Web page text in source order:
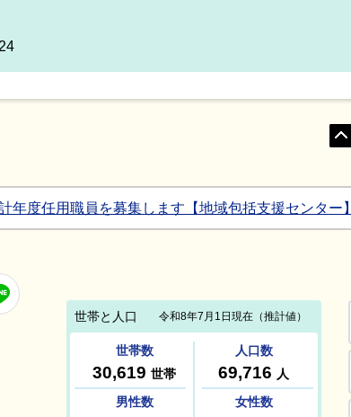
年度任用職員を募集します【地域包括支援センター】